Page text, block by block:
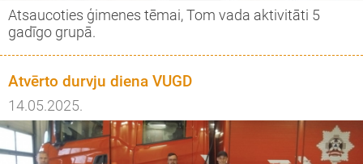
Atsaucoties ģimenes tēmai, Tom vada aktivitāti 5
gadīgo grupā.
Atvērto durvju diena VUGD
14.05.2025.